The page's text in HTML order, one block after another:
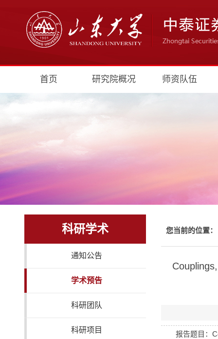
首页 研究院概况 师资队伍
科研学术
通知公告
学术预告
科研团队
科研项目
您当前的位置：
报告题目：